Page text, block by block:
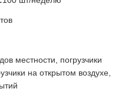
местности, погрузчики
на открытом воздухе,